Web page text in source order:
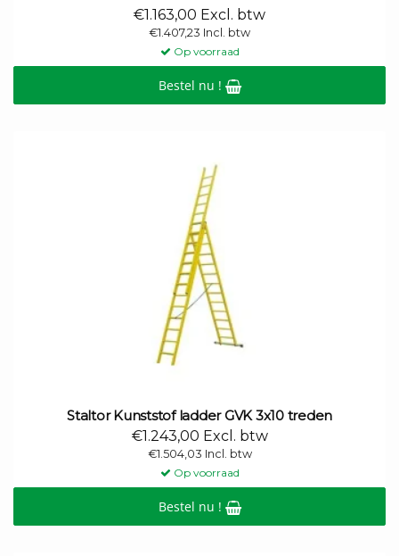
€1.163,00 Excl. btw
€1.407,23 Incl. btw
Op voorraad
Bestel nu !
Staltor Kunststof ladder GVK 3x10 treden
€1.243,00 Excl. btw
€1.504,03 Incl. btw
Op voorraad
Bestel nu !